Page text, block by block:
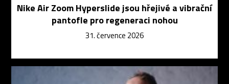
Nike Air Zoom Hyperslide jsou hřejivé a vibrační
pantofle pro regeneraci nohou
31. července 2026